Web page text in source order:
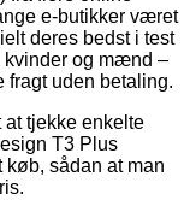
e-butikker været
deres bedst i test
kvinder og mænd –
fragt uden betaling.
tjekke enkelte
T3 Plus
sådan at man